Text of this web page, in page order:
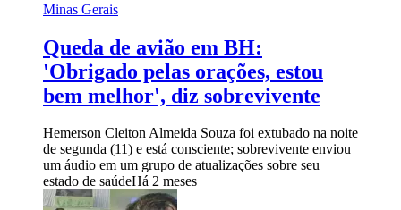
Minas Gerais
Queda de avião em BH:
'Obrigado pelas orações, estou
bem melhor', diz sobrevivente
Hemerson Cleiton Almeida Souza foi extubado na noite
de segunda (11) e está consciente; sobrevivente enviou
um áudio em um grupo de atualizações sobre seu
estado de saúdeHá 2 meses